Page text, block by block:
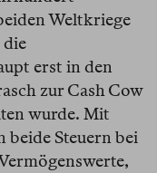
Weltkriege
die
erst in den
zur Cash Cow
wurde. Mit
beide Steuern bei